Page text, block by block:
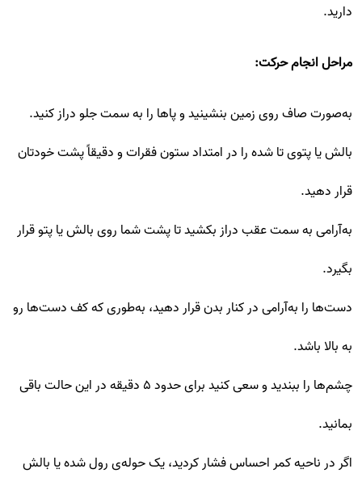
دارید.
مراحل انجام حرکت:
به‌صورت صاف روی زمین بنشینید و پاها را به سمت جلو دراز کنید.
بالش یا پتوی تا شده را در امتداد ستون فقرات و دقیقاً پشت خودتان
قرار دهید.
به‌آرامی به سمت عقب دراز بکشید تا پشت شما روی بالش یا پتو قرار
بگیرد.
دست‌ها را به‌آرامی در کنار بدن قرار دهید، به‌طوری که کف دست‌ها رو
به بالا باشد.
چشم‌ها را ببندید و سعی کنید برای حدود ۵ دقیقه در این حالت باقی
بمانید.
اگر در ناحیه کمر احساس فشار کردید، یک حوله‌ی رول شده یا بالش